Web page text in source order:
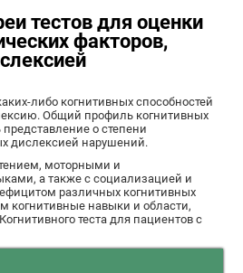
тестов для оценки
факторов,
либо когнитивных способностей
Общий профиль когнитивных
о степени
дислексией нарушений.
моторными и
а также с социализацией и
различных когнитивных
когнитивные навыки и области,
теста для пациентов с